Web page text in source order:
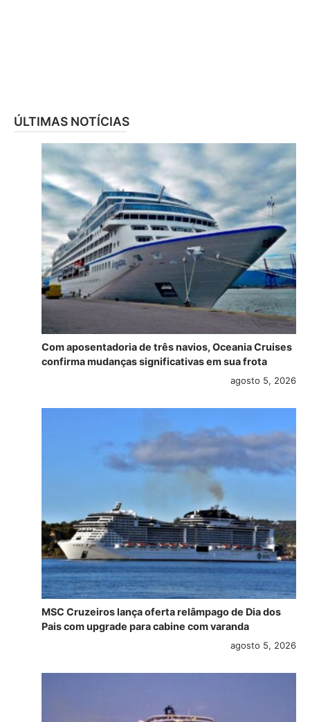
ÚLTIMAS NOTÍCIAS
Com aposentadoria de três navios, Oceania Cruises
confirma mudanças significativas em sua frota
agosto 5, 2026
MSC Cruzeiros lança oferta relâmpago de Dia dos
Pais com upgrade para cabine com varanda
agosto 5, 2026